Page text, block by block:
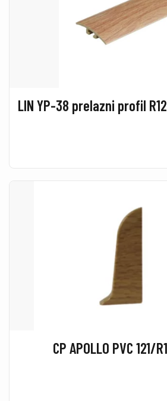
LIN YP-38 prelazni profil
CP APOLLO PVC 121/